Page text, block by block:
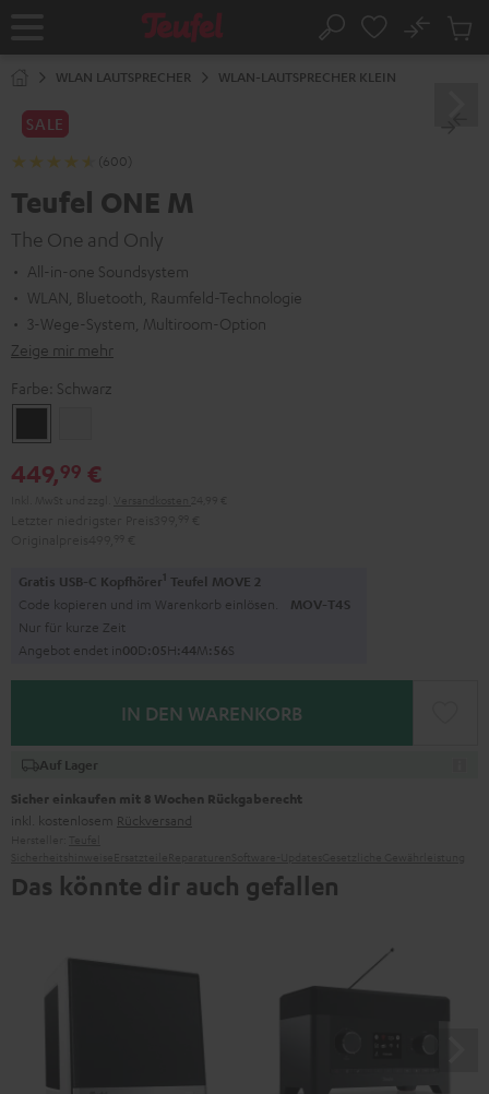
Startseite Suche
No
WLAN LAUTSPRECHER WLAN-LAUTSPRECHER KLEIN
SALE
(600)
Teufel ONE M
The One and Only
All-in-one Soundsystem
WLAN, Bluetooth, Raumfeld-Technologie
3-Wege-System, Multiroom-Option
Zeige mir mehr
Farbe: Schwarz
449,99 €
Gratis USB-C Kopfhörer1 Teufel MOVE 2
Code kopieren und im Warenkorb einlösen. MOV-T4S
Nur für kurze Zeit
Angebot endet in00D:05H:44M: 55S
IN DEN WARENKORB
Auf Lager
Sicher einkaufen mit 8 Wochen Rückgaberecht
inkl. kostenlosem Rückversand
Das könnte dir auch gefallen